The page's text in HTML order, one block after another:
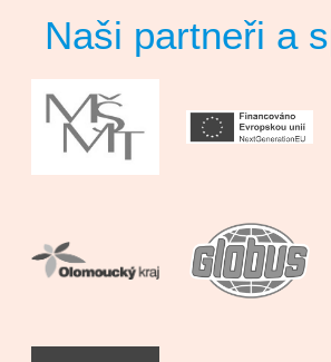
Naši partneři a